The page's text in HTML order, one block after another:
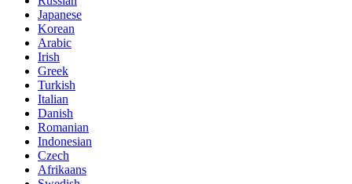
Japanese
Korean
Arabic
Irish
Greek
Turkish
Italian
Danish
Romanian
Indonesian
Czech
Afrikaans